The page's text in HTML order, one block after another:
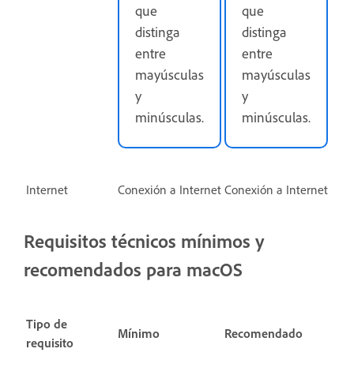
que
distinga
entre
mayúsculas
y
minúsculas.
que
distinga
entre
mayúsculas
y
minúsculas.
Internet Conexión a Internet Conexión a Internet
Requisitos técnicos mínimos y
recomendados para macOS
Tipo de
requisito
Mínimo Recomendado